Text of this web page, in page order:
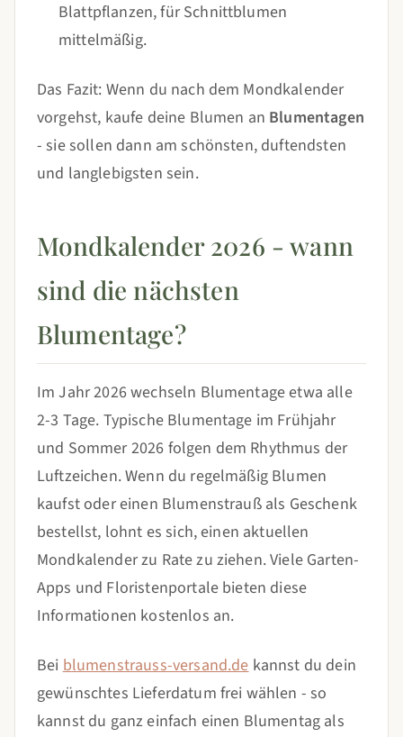
Blattpflanzen, für Schnittblumen
mittelmäßig.
Das Fazit: Wenn du nach dem Mondkalender
vorgehst, kaufe deine Blumen an Blumentagen
- sie sollen dann am schönsten, duftendsten
und langlebigsten sein.
Mondkalender 2026 - wann
sind die nächsten
Blumentage?
Im Jahr 2026 wechseln Blumentage etwa alle
2-3 Tage. Typische Blumentage im Frühjahr
und Sommer 2026 folgen dem Rhythmus der
Luftzeichen. Wenn du regelmäßig Blumen
kaufst oder einen Blumenstrauß als Geschenk
bestellst, lohnt es sich, einen aktuellen
Mondkalender zu Rate zu ziehen. Viele Garten-
Apps und Floristenportale bieten diese
Informationen kostenlos an.
Beiblumenstrauss-versand.dekannst du dein
gewünschtes Lieferdatum frei wählen - so
kannst du ganz einfach einen Blumentag als